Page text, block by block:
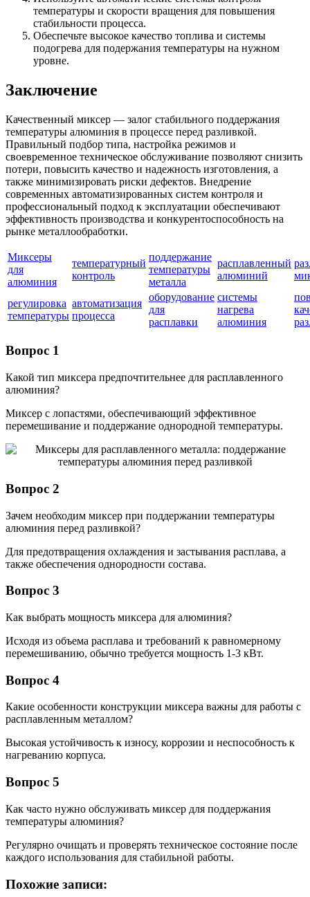
температуры и скорости вращения для повышения
стабильности процесса.
Обеспечьте высокое качество топлива и системы
подогрева для подержания температуры на нужном
уровне.
Заключение
Качественный миксер — залог стабильного поддержания
температуры алюминия в процессе перед разливкой.
Правильный подбор типа, настройка режимов и
своевременное техническое обслуживание позволяют снизить
потери, повысить качество и надежность изготовления, а
также минимизировать риски дефектов. Внедрение
современных автоматизированных систем контроля и
профессиональный подход к эксплуатации обеспечивают
эффективность производства и конкурентоспособность на
рынке металлообработки.
Миксеры
для
алюминия
температурный
контроль
поддержание
температуры
металла
расплавленный
алюминий
регулировка
температуры
автоматизация
процесса
оборудование
для
расплавки
системы
нагрева
алюминия
Вопрос 1
Какой тип миксера предпочтительнее для расплавленного
алюминия?
Миксер с лопастями, обеспечивающий эффективное
перемешивание и поддержание однородной температуры.
Вопрос 2
Зачем необходим миксер при поддержании температуры
алюминия перед разливкой?
Для предотвращения охлаждения и застывания расплава, а
также обеспечения однородности состава.
Вопрос 3
Как выбрать мощность миксера для алюминия?
Исходя из объема расплава и требований к равномерному
перемешиванию, обычно требуется мощность 1-3 кВт.
Вопрос 4
Какие особенности конструкции миксера важны для работы с
расплавленным металлом?
Высокая устойчивость к износу, коррозии и неспособность к
нагреванию корпуса.
Вопрос 5
Как часто нужно обслуживать миксер для поддержания
температуры алюминия?
Регулярно очищать и проверять техническое состояние после
каждого использования для стабильной работы.
Похожие записи: